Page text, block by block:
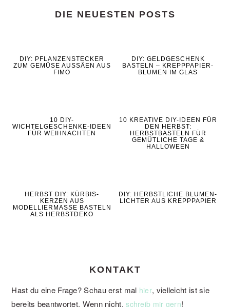
DIE NEUESTEN POSTS
DIY: PFLANZENSTECKER
ZUM GEMÜSE AUSSÄEN AUS
FIMO
DIY: GELDGESCHENK
BASTELN – KREPPPAPIER-
BLUMEN IM GLAS
10 DIY-
WICHTELGESCHENKE-IDEEN
FÜR WEIHNACHTEN
10 KREATIVE DIY-IDEEN FÜR
DEN HERBST:
HERBSTBASTELN FÜR
GEMÜTLICHE TAGE &
HALLOWEEN
HERBST DIY: KÜRBIS-
KERZEN AUS
MODELLIERMASSE BASTELN
ALS HERBSTDEKO
DIY: HERBSTLICHE BLUMEN-
LICHTER AUS KREPPPAPIER
KONTAKT
Hast du eine Frage? Schau erst mal hier, vielleicht ist sie
bereits beantwortet. Wenn nicht,schreib mir gern!